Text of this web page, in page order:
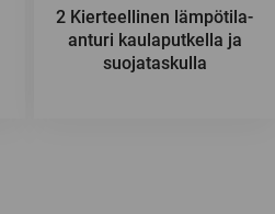
2 Kierteellinen lämpötila-
anturi kaulaputkella ja
suojataskulla